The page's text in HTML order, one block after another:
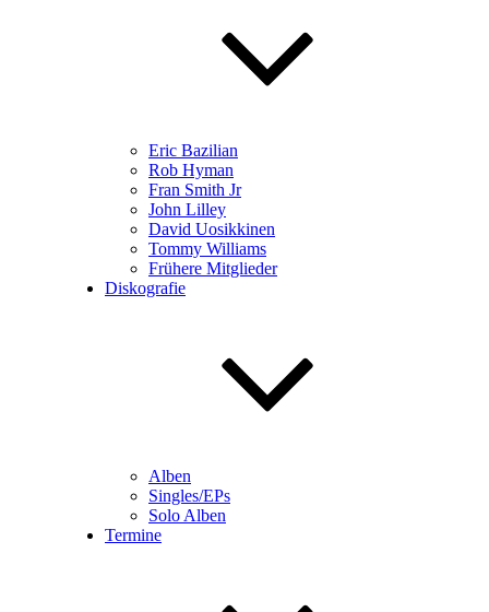
Eric Bazilian
Rob Hyman
Fran Smith Jr
John Lilley
David Uosikkinen
Tommy Williams
Frühere Mitglieder
Diskografie
Alben
Singles/EPs
Solo Alben
Termine